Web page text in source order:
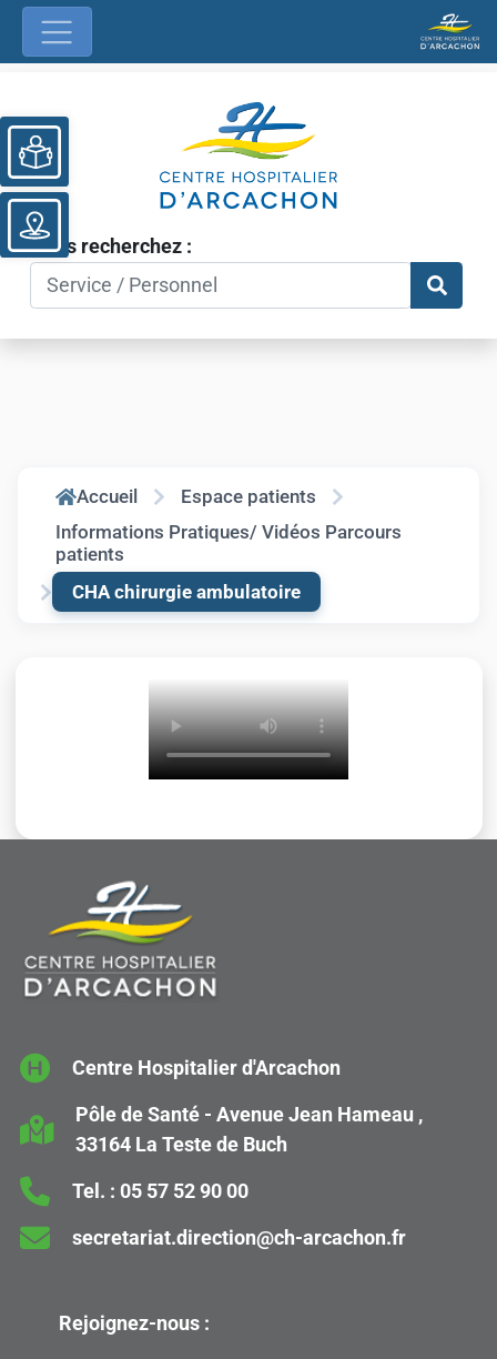
Vous recherchez :
Ouvrir la barre d’outils
Accueil
Espace patients
Informations Pratiques/ Vidéos Parcours
patients
CHA chirurgie ambulatoire
Centre Hospitalier d'Arcachon
Pôle de Santé - Avenue Jean Hameau ,
33164 La Teste de Buch
Tel. : 05 57 52 90 00
secretariat.direction@ch-arcachon.fr
Rejoignez-nous :